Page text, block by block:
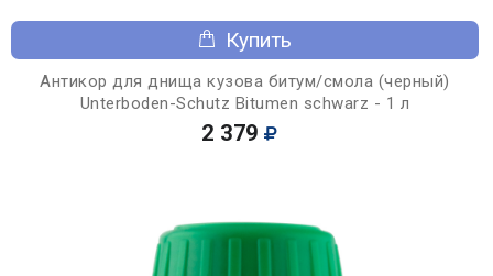
Купить
Антикор для днища кузова битум/смола (черный)
Unterboden-Schutz Bitumen schwarz - 1 л
2 379